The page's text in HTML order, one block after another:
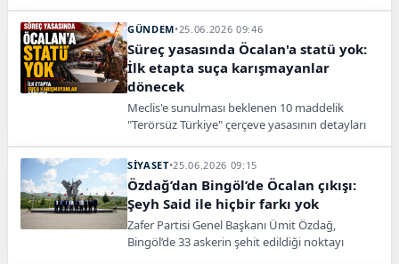
GÜNDEM•25.06.2026 09:46
Süreç yasasında Öcalan'a statü yok:
İlk etapta suça karışmayanlar
dönecek
Meclis'e sunulması beklenen 10 maddelik
"Terörsüz Türkiye" çerçeve yasasının detayları
üyelerini kapsayacak düzenlemede, Abdullah
Öcalan için herhangi bir statü değişikliği
yapılmayacak.
SİYASET•25.06.2026 09:15
Özdağ’dan Bingöl’de Öcalan çıkışı:
Şeyh Said ile hiçbir farkı yok
Zafer Partisi Genel Başkanı Ümit Özdağ,
Bingöl’de 33 askerin şehit edildiği noktayı